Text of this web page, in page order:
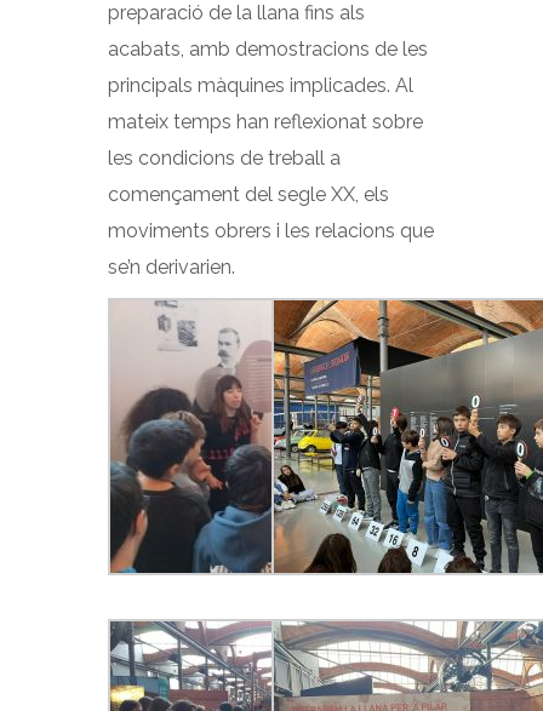
preparació de la llana fins als
acabats, amb demostracions de les
principals màquines implicades. Al
mateix temps han reflexionat sobre
les condicions de treball a
començament del segle XX, els
moviments obrers i les relacions que
se’n derivarien.